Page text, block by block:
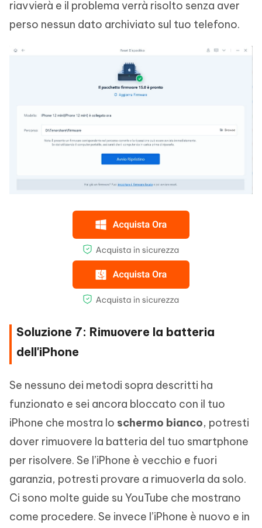
riavvierà e il problema verrà risolto senza aver
perso nessun dato archiviato sul tuo telefono.
Soluzione 7: Rimuovere la batteria
dell'iPhone
Se nessuno dei metodi sopra descritti ha
funzionato e sei ancora bloccato con il tuo
iPhone che mostra lo schermo bianco, potresti
dover rimuovere la batteria del tuo smartphone
per risolvere. Se l’iPhone è vecchio e fuori
garanzia, potresti provare a rimuoverla da solo.
Ci sono molte guide su YouTube che mostrano
come procedere. Se invece l’iPhone è nuovo e in